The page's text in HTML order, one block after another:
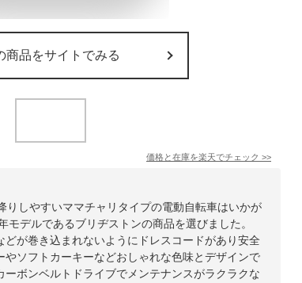
商品をサイトでみる
価格と在庫を楽天でチェック >>
りしやすいママチャリタイプの電動自転車はいかが
デルであるブリヂストンの商品を選びました。
が巻き込まれないようにドレスコードがあり安全
ソフトカーキーなどおしゃれな色味とデザインで
ボンベルトドライブでメンテナンスがラクラクな